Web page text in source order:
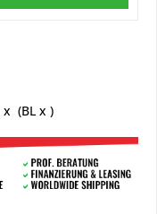
x (BL x )